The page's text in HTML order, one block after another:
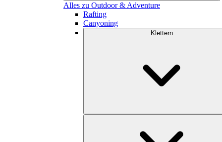
Alles zu Outdoor & Adventure
Rafting
Canyoning
Klettern